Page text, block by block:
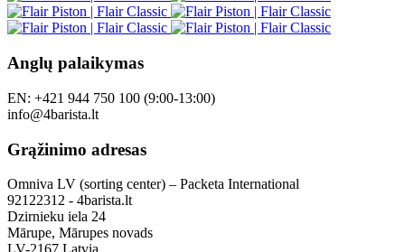
Anglų palaikymas
EN: +421 944 750 100 (9:00-13:00)
info@4barista.lt
Grąžinimo adresas
Omniva LV (sorting center) – Packeta International
92122312 - 4barista.lt
Dzirnieku iela 24
Mārupe, Mārupes novads